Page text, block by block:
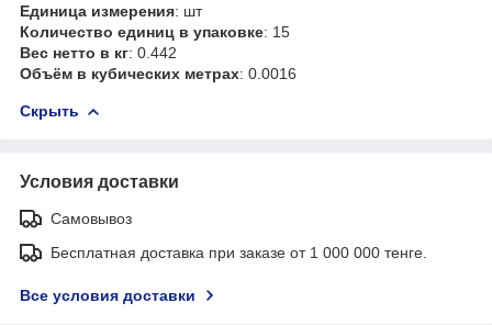
Единица измерения: шт
Количество единиц в упаковке: 15
Вес нетто в кг: 0.442
Объём в кубических метрах: 0.0016
Скрыть
Условия доставки
Самовывоз
Бесплатная доставка при заказе от 1 000 000 тенге.
Все условия доставки